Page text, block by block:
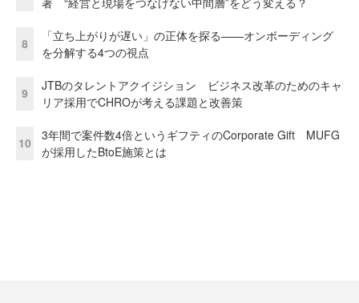
8
「立ち上がりが遅い」の正体を探る——オンボーディング
を分解する4つの視点
9
JTBのタレントアクイジション ビジネス改革のためのキャ
リア採用でCHROが考える課題と改善策
10
3年間で案件数4倍というギフティのCorporate Gift MUFG
が採用したBtoE施策とは